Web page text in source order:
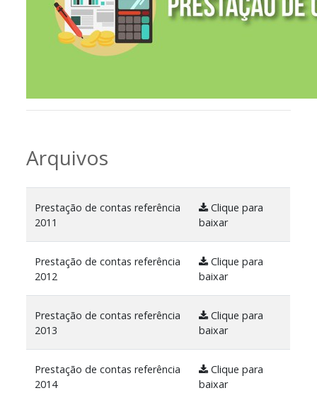
Arquivos
Prestação de contas referência
2011
Clique para
baixar
Prestação de contas referência
2012
Clique para
baixar
Prestação de contas referência
2013
Clique para
baixar
Prestação de contas referência
2014
Clique para
baixar